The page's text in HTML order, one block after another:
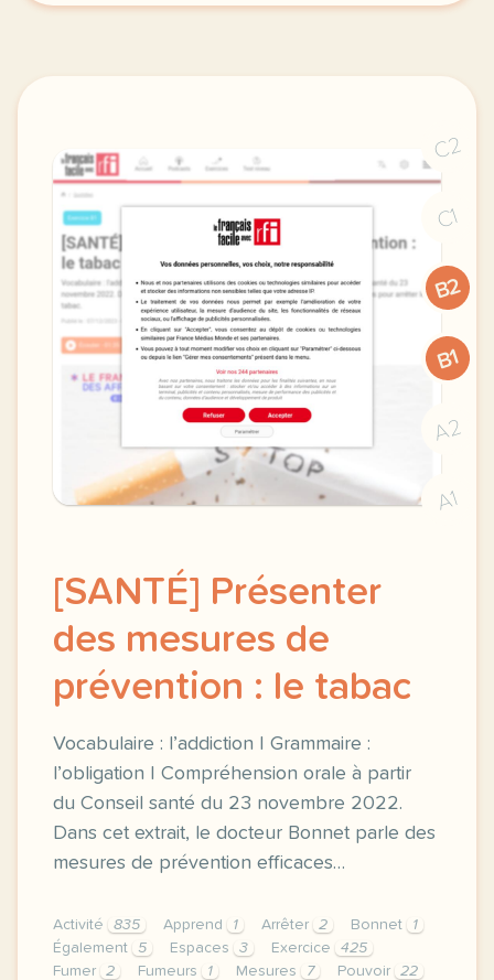
C2
C1
B2
B1
A2
A1
[SANTÉ] Présenter
des mesures de
prévention : le tabac
Vocabulaire : l’addiction | Grammaire :
l’obligation | Compréhension orale à partir
du Conseil santé du 23 novembre 2022.
Dans cet extrait, le docteur Bonnet parle des
mesures de prévention efficaces…
Activité 835 Apprend 1 Arrêter 2 Bonnet
1
Également
5 Espaces 3 Exercice
425
Fumer
2 Fumeurs 1 Mesures 7 Pouvoir
22